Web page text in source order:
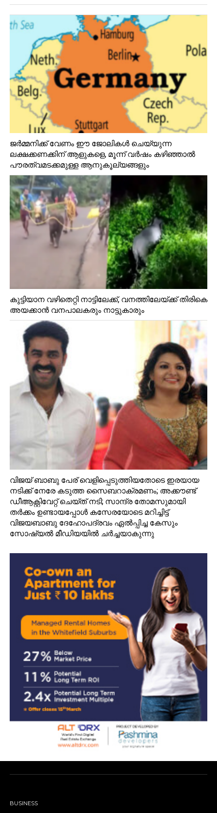
ജർമ്മനിക്ക് വേണം ഈ ജോലികൾ ചെയ്യുന്ന
ലക്ഷക്കണക്കിന് ആളുകളെ, മൂന്ന് വർഷം കഴിഞ്ഞാൽ
പൗരത്വമടക്കമുള്ള ആനുകൂല്യങ്ങളും
കുട്ടിയാന വഴിതെറ്റി നാട്ടിലേക്ക്, വനത്തിലേയ്ക്ക് തിരികെ
അയക്കാൻ വനപാലകരും നാട്ടുകാരും
വിജയ്‌ ബാബു പേര് വെളിപ്പെടുത്തിയതോടെ ഇരയായ
നടിക്ക് നേരേ കടുത്ത സൈബറാക്രമണം; അക്കൗണ്ട്‌
ഡീആക്റ്റിവേറ്റ് ചെയ്ത് നടി; സാന്ദ്ര തോമസുമായി
തര്‍ക്കം ഉണ്ടായപ്പോള്‍ കസേരയോടെ മറിച്ചിട്ട്
വിജയബാബു ദേഹോപദ്രവം ഏല്‍പ്പിച്ച കേസും
സോഷ്യല്‍ മീഡിയയില്‍ ചര്‍ച്ചയാകുന്നു
BUSINESS